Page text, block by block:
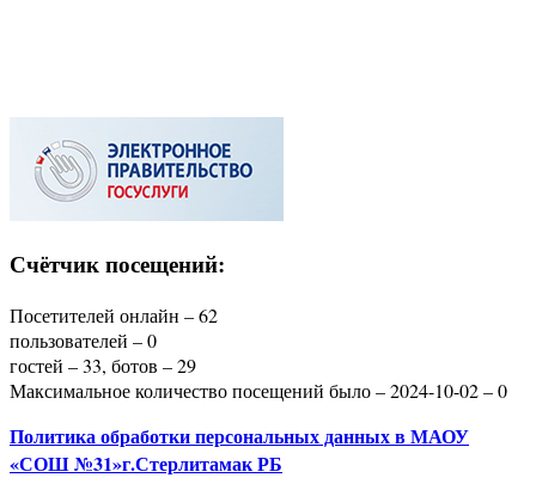
Счётчик посещений:
Посетителей онлайн – 62
пользователей – 0
гостей – 33, ботов – 29
Максимальное количество посещений было – 2024-10-02 – 0
Политикаобработки персональных данныхв МАОУ
«СОШ №31»г.Стерлитамак РБ